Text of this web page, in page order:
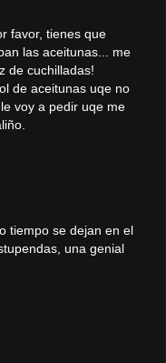
favor, tienes que
las aceitunas... me
de cuchilladas!
de aceitunas uqe no
voy a pedir uqe me
tiempo se dejan en el
una genial